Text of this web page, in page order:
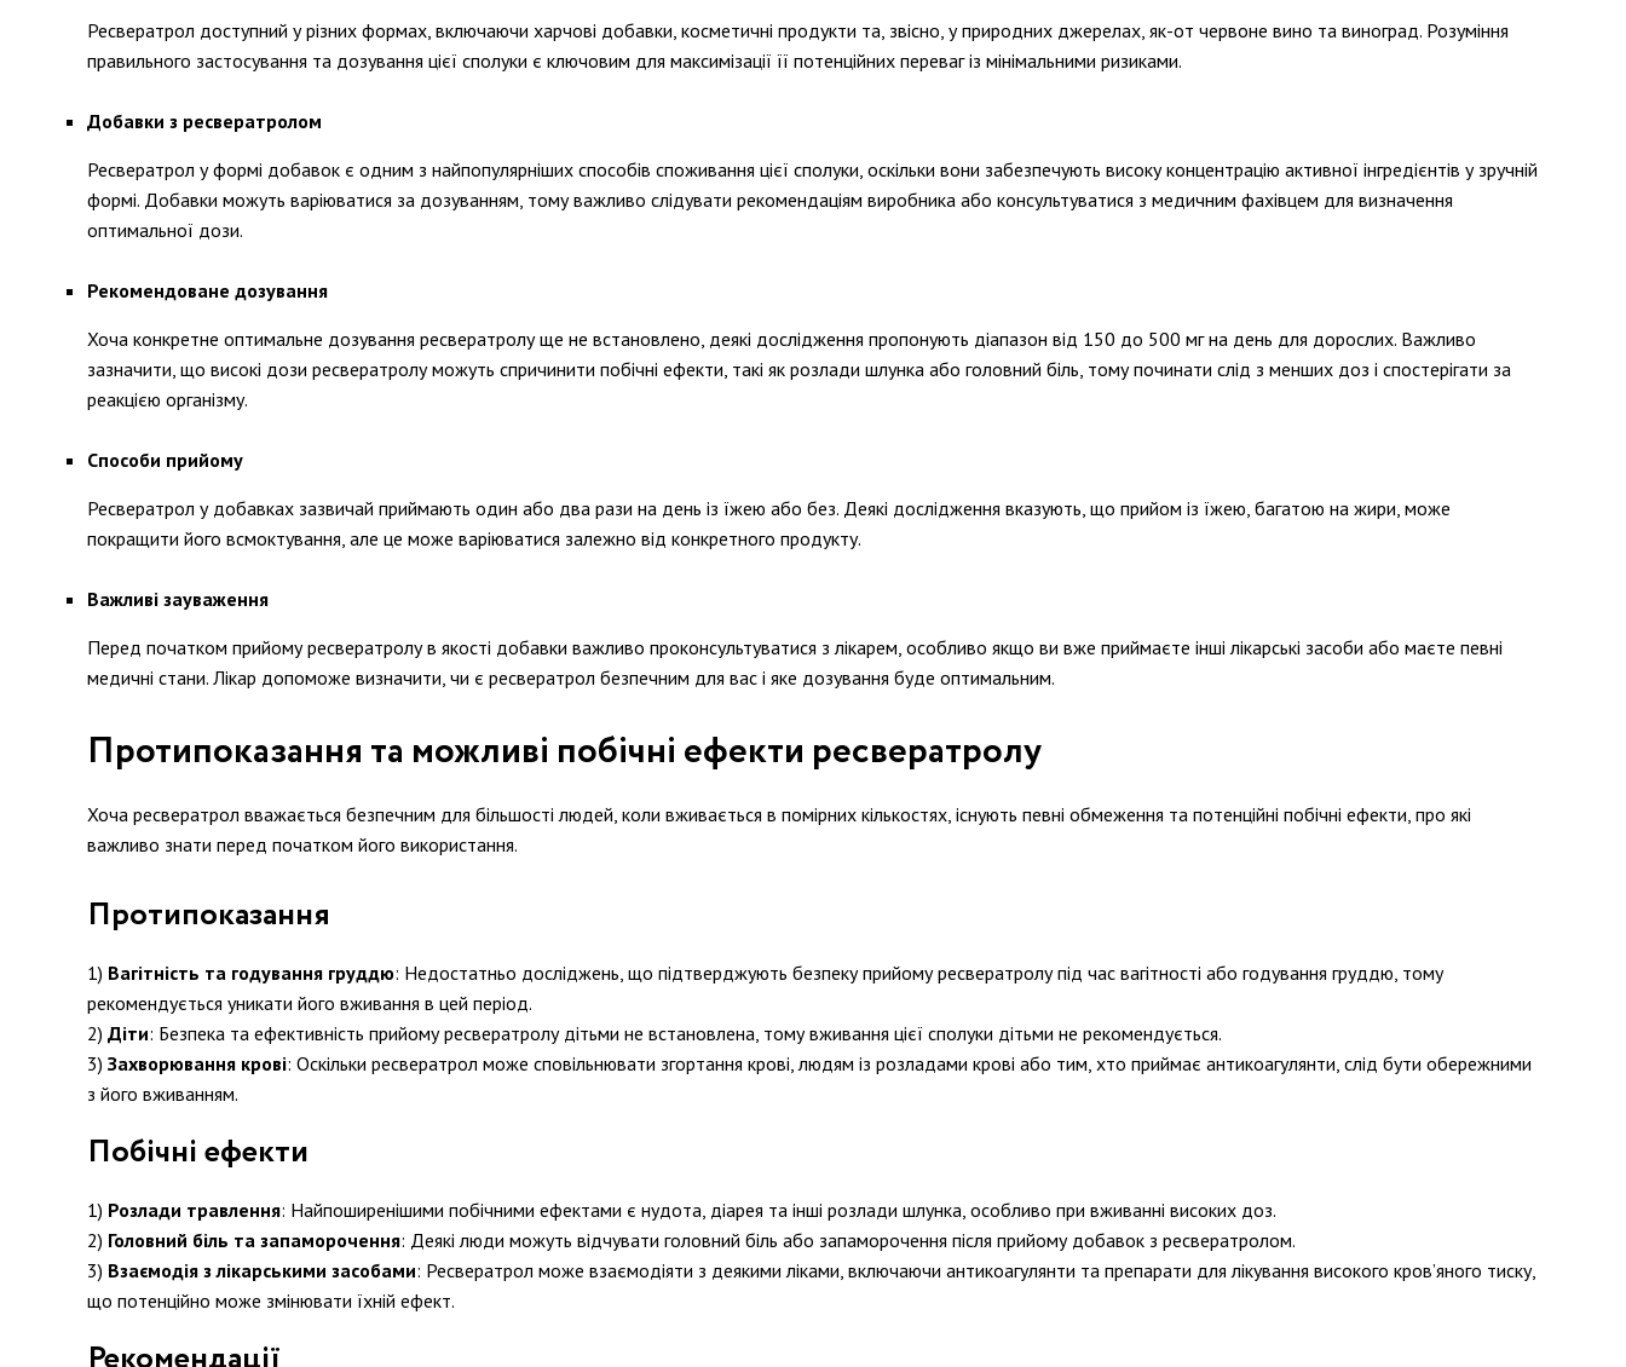
Ресвератрол доступний у різних формах, включаючи харчові добавки, косметичні продукти та, звісно, у природних джерелах, як-от червоне вино та виноград. Розуміння
правильного застосування та дозування цієї сполуки є ключовим для максимізації її потенційних переваг із мінімальними ризиками.
Добавки з ресвератролом
Ресвератрол у формі добавок є одним з найпопулярніших способів споживання цієї сполуки, оскільки вони забезпечують високу концентрацію активної інгредієнтів у зручній
формі. Добавки можуть варіюватися за дозуванням, тому важливо слідувати рекомендаціям виробника або консультуватися з медичним фахівцем для визначення
оптимальної дози.
Рекомендоване дозування
Хоча конкретне оптимальне дозування ресвератролу ще не встановлено, деякі дослідження пропонують діапазон від 150 до 500 мг на день для дорослих. Важливо
зазначити, що високі дози ресвератролу можуть спричинити побічні ефекти, такі як розлади шлунка або головний біль, тому починати слід з менших доз і спостерігати за
реакцією організму.
Способи прийому
Ресвератрол у добавках зазвичай приймають один або два рази на день із їжею або без. Деякі дослідження вказують, що прийом із їжею, багатою на жири, може
покращити його всмоктування, але це може варіюватися залежно від конкретного продукту.
Важливі зауваження
Перед початком прийому ресвератролу в якості добавки важливо проконсультуватися з лікарем, особливо якщо ви вже приймаєте інші лікарські засоби або маєте певні
медичні стани. Лікар допоможе визначити, чи є ресвератрол безпечним для вас і яке дозування буде оптимальним.
Протипоказання та можливі побічні ефекти ресвератролу
Хоча ресвератрол вважається безпечним для більшості людей, коли вживається в помірних кількостях, існують певні обмеження та потенційні побічні ефекти, про які
важливо знати перед початком його використання.
Протипоказання
Вагітність та годування груддю: Недостатньо досліджень, що підтверджують безпеку прийому ресвератролу під час вагітності або годування груддю, тому
рекомендується уникати його вживання в цей період.
Діти: Безпека та ефективність прийому ресвератролу дітьми не встановлена, тому вживання цієї сполуки дітьми не рекомендується.
Захворювання крові: Оскільки ресвератрол може сповільнювати згортання крові, людям із розладами крові або тим, хто приймає антикоагулянти, слід бути обережними
з його вживанням.
Побічні ефекти
Розлади травлення: Найпоширенішими побічними ефектами є нудота, діарея та інші розлади шлунка, особливо при вживанні високих доз.
Головний біль та запаморочення: Деякі люди можуть відчувати головний біль або запаморочення після прийому добавок з ресвератролом.
Взаємодія з лікарськими засобами: Ресвератрол може взаємодіяти з деякими ліками, включаючи антикоагулянти та препарати для лікування високого кров’яного тиску,
що потенційно може змінювати їхній ефект.